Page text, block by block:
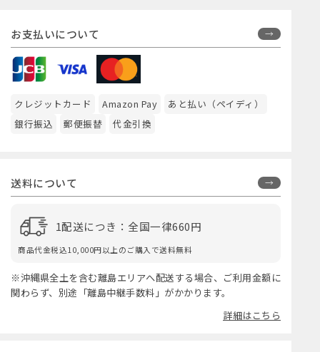
お支払いについて
クレジットカード Amazon Pay
あと払い（ペイディ）
銀行振込
郵便振替 代金引換
送料について
1配送につき：全国一律660円
商品代金税込10,000円以上のご購入で送料無料
※沖縄県全土を含む離島エリアへ配送する場合、ご利用金額に
関わらず、別途「離島中継手数料」がかかります。
詳細はこちら